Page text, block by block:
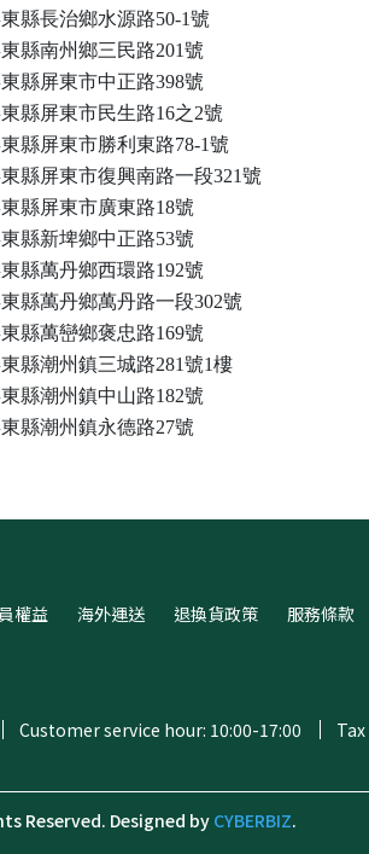
縣長治鄉水源路50-1號
縣南州鄉三民路201號
縣屏東市中正路398號
縣屏東市民生路16之2號
縣屏東市勝利東路78-1號
縣屏東市復興南路一段321號
縣屏東市廣東路18號
縣新埤鄉中正路53號
縣萬丹鄉西環路192號
縣萬丹鄉萬丹路一段302號
縣萬巒鄉褒忠路169號
縣潮州鎮三城路281號1樓
縣潮州鎮中山路182號
縣潮州鎮永德路27號
權益 海外運送 退換貨政策 服務條款
Customer service hour: 10:00-17:00
Reserved. Designed by CYBERBIZ.